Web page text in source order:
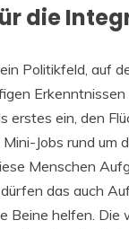
die
Politikfeld, auf
erstes ein, den
Jobs rund um
Menschen
das auch
Beine helfen.